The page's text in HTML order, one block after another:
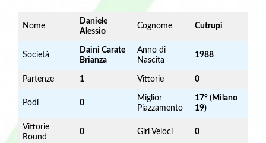
Nome
Daniele
Alessio
Cognome Cutrupi
Società
Daini Carate
Brianza
Anno di
Nascita
1988
Partenze 1 Vittorie 0
Podi 0
Miglior
Piazzamento
17° (Milano
19)
Vittorie
Round
0 Giri Veloci 0